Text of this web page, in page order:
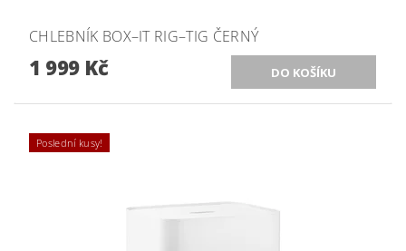
CHLEBNÍK BOX–IT RIG–TIG ČERNÝ
1 999 Kč
Poslední kusy!